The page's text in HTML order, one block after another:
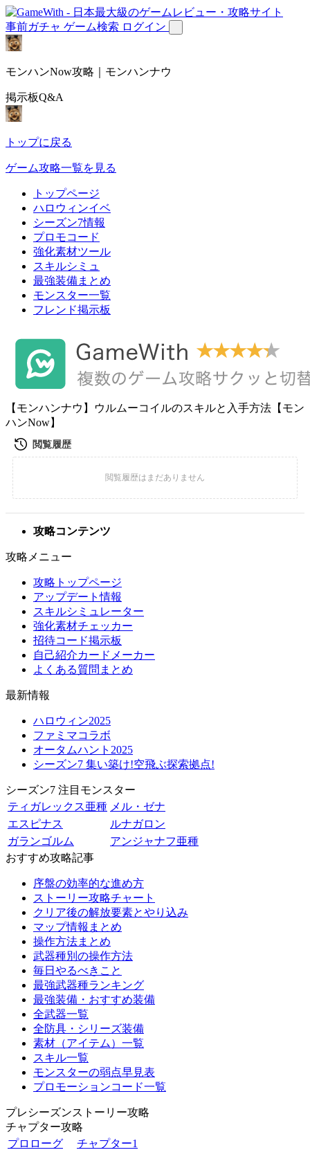
事前ガチャ ゲーム検索 ログイン
モンハンNow攻略｜モンハンナウ
掲示板Q&A
トップに戻る
ゲーム攻略一覧を見る
トップページ
ハロウィンイベ
シーズン7情報
プロモコード
強化素材ツール
スキルシミュ
最強装備まとめ
モンスター一覧
フレンド掲示板
【モンハンナウ】ウルムーコイルのスキルと入手方法【モン
ハンNow】
攻略コンテンツ
攻略メニュー
攻略トップページ
アップデート情報
スキルシミュレーター
強化素材チェッカー
招待コード掲示板
自己紹介カードメーカー
よくある質問まとめ
最新情報
ハロウィン2025
ファミマコラボ
オータムハント2025
シーズン7 集い築け!空飛ぶ探索拠点!
シーズン7 注目モンスター
ティガレックス亜種 メル・ゼナ
エスピナス
ルナガロン
ガランゴルム
アンジャナフ亜種
おすすめ攻略記事
序盤の効率的な進め方
ストーリー攻略チャート
クリア後の解放要素とやり込み
マップ情報まとめ
操作方法まとめ
武器種別の操作方法
毎日やるべきこと
最強武器種ランキング
最強装備・おすすめ装備
全武器一覧
全防具・シリーズ装備
素材（アイテム）一覧
スキル一覧
モンスターの弱点早見表
プロモーションコード一覧
プレシーズンストーリー攻略
チャプター攻略
プロローグ
チャプター1